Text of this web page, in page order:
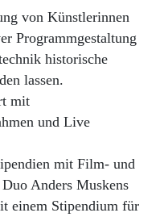
von Künstlerinnen
Programmgestaltung
historische
lassen.
mit
und Live
mit Film- und
Anders Muskens
einem Stipendium für